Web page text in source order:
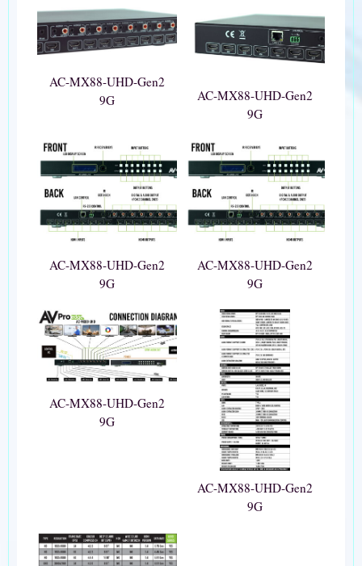
AC-MX88-UHD-Gen2
9G
AC-MX88-UHD-Gen2
9G
AC-MX88-UHD-Gen2
9G
AC-MX88-UHD-Gen2
9G
AC-MX88-UHD-Gen2
9G
AC-MX88-UHD-Gen2
9G